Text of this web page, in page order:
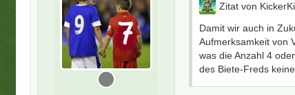
Zitat von
Damit wir auch in
Aufmerksamkeit von
was die Anzahl 4
des Biete-Freds